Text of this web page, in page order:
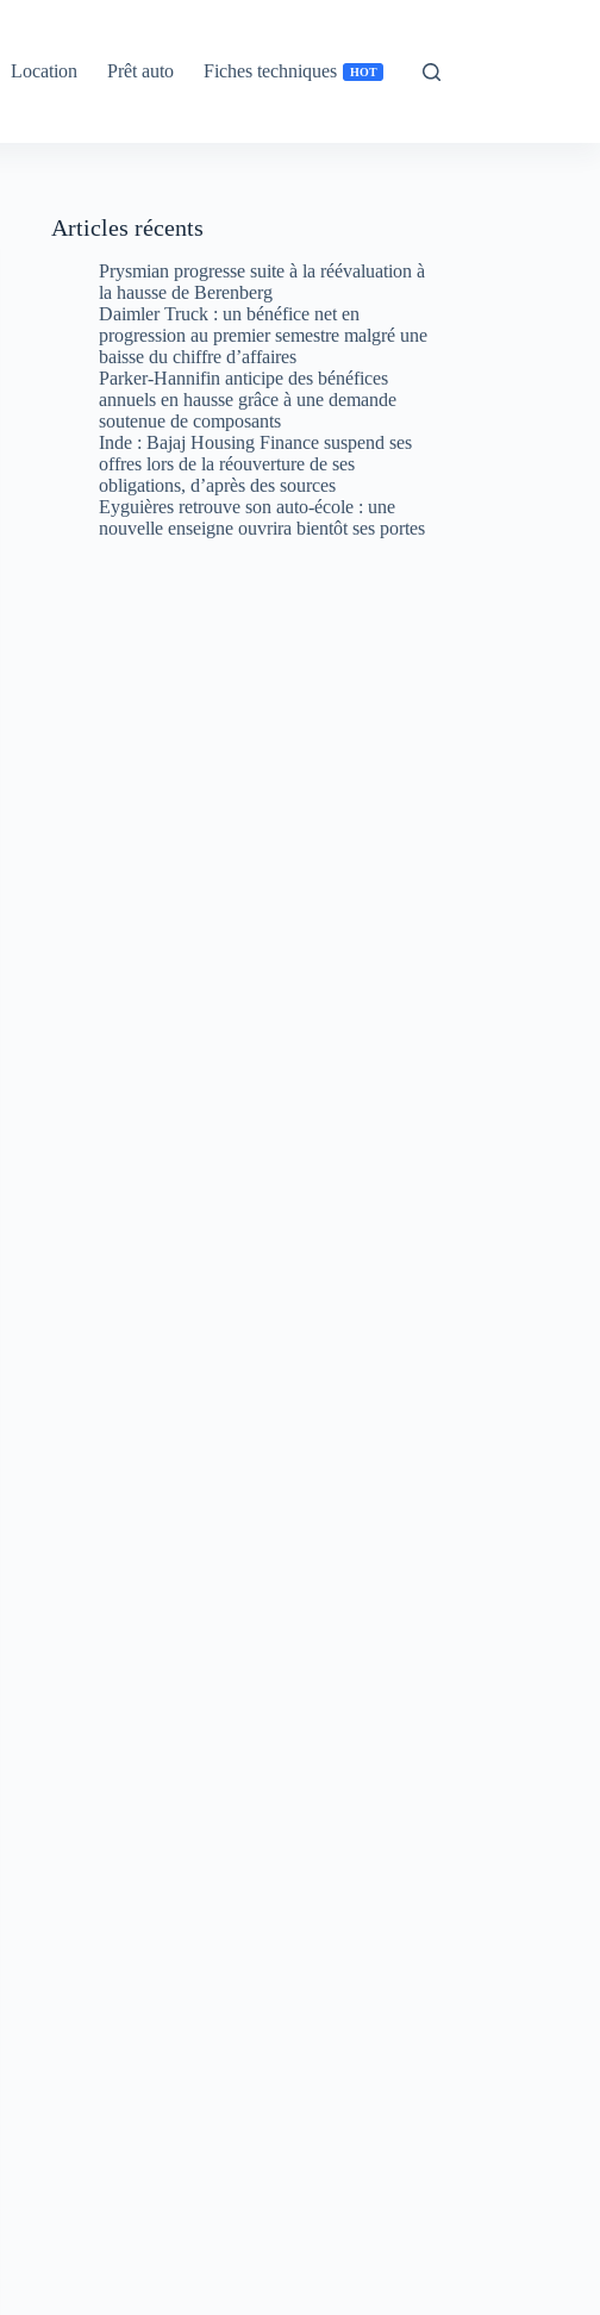
Location Prêt auto Fiches techniques HOT
Articles récents
Prysmian progresse suite à la réévaluation à
la hausse de Berenberg
Daimler Truck : un bénéfice net en
progression au premier semestre malgré une
baisse du chiffre d’affaires
Parker-Hannifin anticipe des bénéfices
annuels en hausse grâce à une demande
soutenue de composants
Inde : Bajaj Housing Finance suspend ses
offres lors de la réouverture de ses
obligations, d’après des sources
Eyguières retrouve son auto-école : une
nouvelle enseigne ouvrira bientôt ses portes